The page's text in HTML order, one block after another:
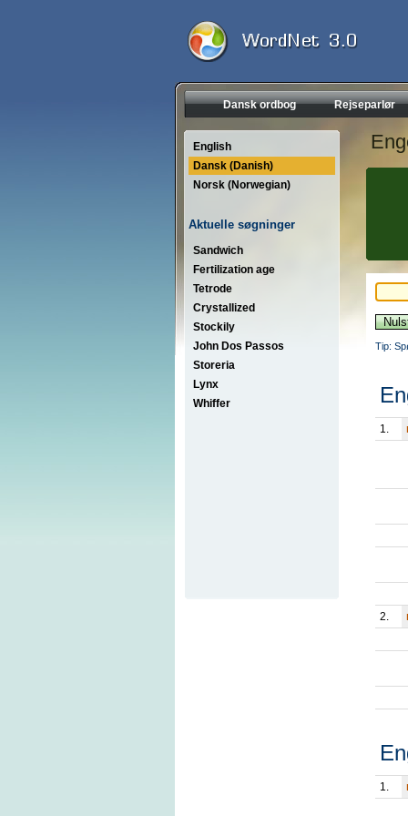
Dansk ordbog Rejseparlør
English
Dansk (Danish)
Norsk (Norwegian)
Aktuelle søgninger
Sandwich
Fertilization age
Tetrode
Crystallized
Stockily
John Dos Passos
Storeria
Lynx
Whiffer
Tip:
1.
2.
1.